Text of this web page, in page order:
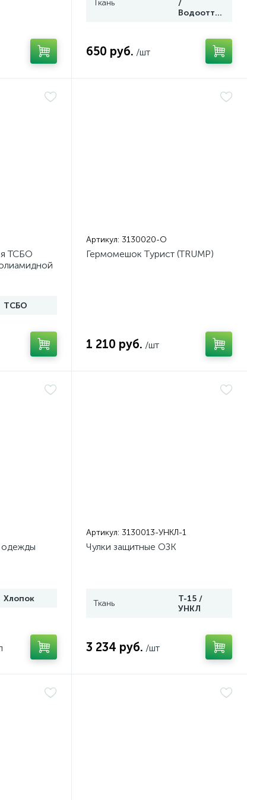
Ткань
/
Водоотталкивающая
650 руб. /шт
ТСБО
ТСБО
Артикул: 3130020-О
Гермомешок Tурист (TRUMP)
1 210 руб. /шт
одежды
Хлопок
Артикул: 3130013-УНКЛ-1
Чулки защитные ОЗК
Ткань
Т-15 /
УНКЛ
3 234 руб. /шт